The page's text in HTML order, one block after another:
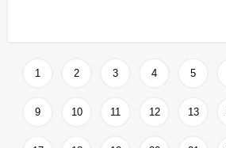
1 2 3 4 5
9 10 11 12 13